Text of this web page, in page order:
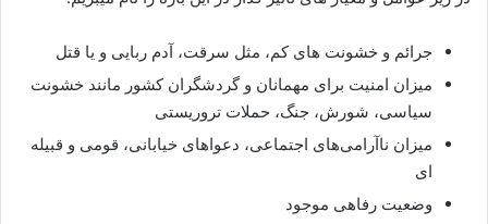
جرائم و خشونت های کم، مثل سرقت، آدم ربایی و یا قتل
میزان امنیت برای مهمانان و گردشگران کشور مانند خشونت
سیاسی، شورش، جنگ، حملات تروریستی
میزان ناآرامی‌های اجتماعی، دعواهای خیابانی، قومی و قبیله
ای
وضعیت رفاهی موجود